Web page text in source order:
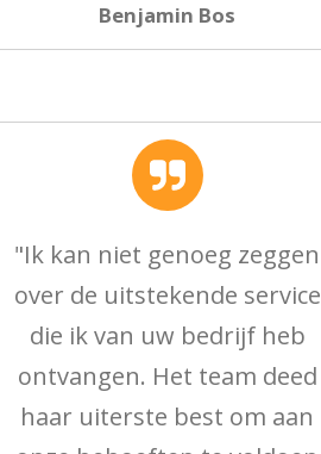
Benjamin Bos
"Ik kan niet genoeg zeggen
over de uitstekende service
die ik van uw bedrijf heb
ontvangen. Het team deed
haar uiterste best om aan